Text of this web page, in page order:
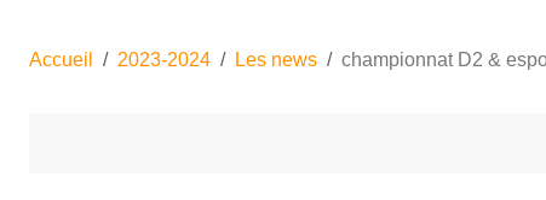
Accueil 2023-2024 Les news championnat D2 &